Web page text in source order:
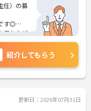
任）の募
す◎
保ちなが
、さら
相談くだ
紹介してもらう
更新日：2026年07月31日